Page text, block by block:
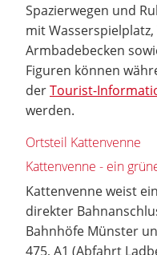
Spazierwegen und
mit
Armbadebecken
Figuren können
derTourist-
werden.
Ortsteil Kattenvenne
Kattenvenne - ein
Kattenvenne weist
direkter
Bahnhöfe Münster
475, A1 (Abfahrt